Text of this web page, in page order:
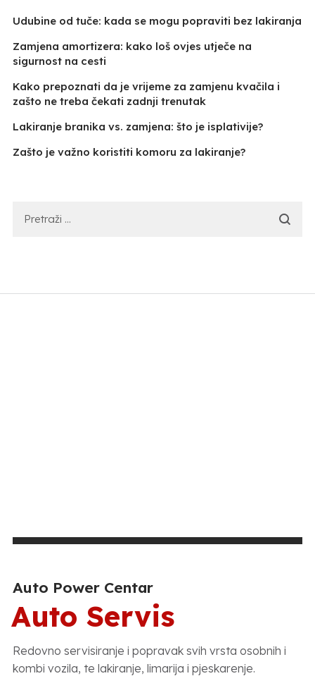
Udubine od tuče: kada se mogu popraviti bez lakiranja
Zamjena amortizera: kako loš ovjes utječe na
sigurnost na cesti
Kako prepoznati da je vrijeme za zamjenu kvačila i
zašto ne treba čekati zadnji trenutak
Lakiranje branika vs. zamjena: što je isplativije?
Zašto je važno koristiti komoru za lakiranje?
Auto Power Centar
Auto Servis
Redovno servisiranje i popravak svih vrsta osobnih i
kombi vozila, te lakiranje, limarija i pjeskarenje.